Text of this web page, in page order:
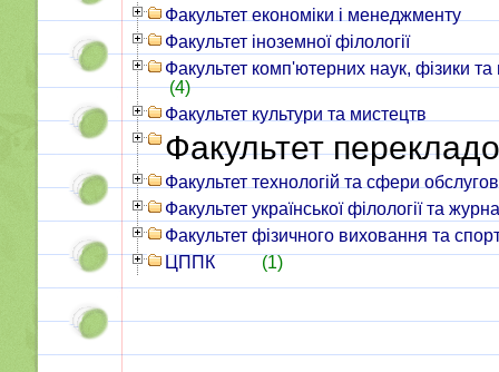
Факультет економіки і менеджменту
Факультет іноземної філології
Факультет комп'ютерних наук, фізики
(4)
Факультет культури та мистецтв
Факультет
Факультет технологій та сфери
Факультет української філології та
Факультет фізичного виховання та
ЦППК
(1)